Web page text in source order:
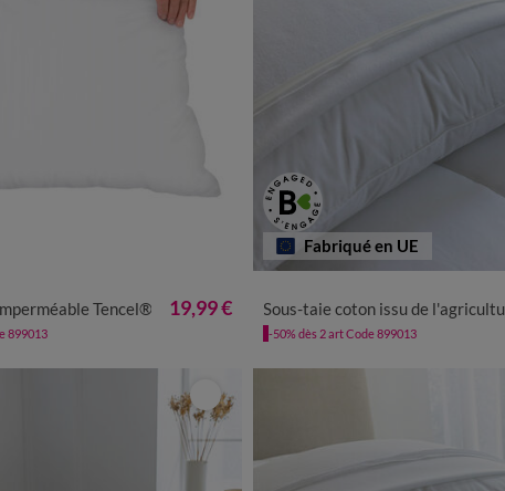
Tencel® 19,99 €
899013
Fabriqué en UE
Sous-taie coton issu de l'agriculture biologique**
-50% dès 2 art Code 899013